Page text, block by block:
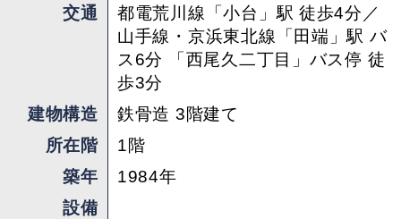
交通
都電荒川線「小台」駅 徒歩4分／
山手線・京浜東北線「田端」駅 バ
ス6分 「西尾久二丁目」バス停 徒
歩3分
建物構造
鉄骨造 3階建て
所在階
1階
築年
1984年
設備